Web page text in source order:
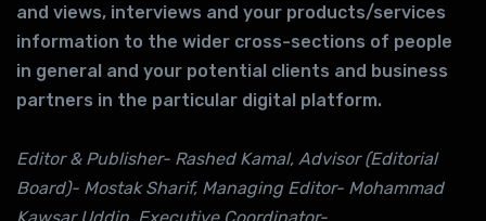
and views, interviews and your products/services
information to the wider cross-sections of people
in general and your potential clients and business
partners in the particular digital platform.
Editor & Publisher- Rashed Kamal, Advisor (Editorial
Board)- Mostak Sharif, Managing Editor- Mohammad
Kawsar Uddin ,Executive Coordinator-